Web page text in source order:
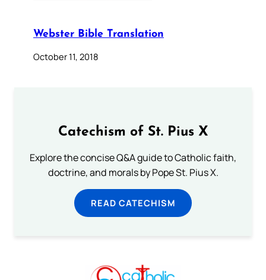
Webster Bible Translation
October 11, 2018
Catechism of St. Pius X
Explore the concise Q&A guide to Catholic faith,
doctrine, and morals by Pope St. Pius X.
READ CATECHISM